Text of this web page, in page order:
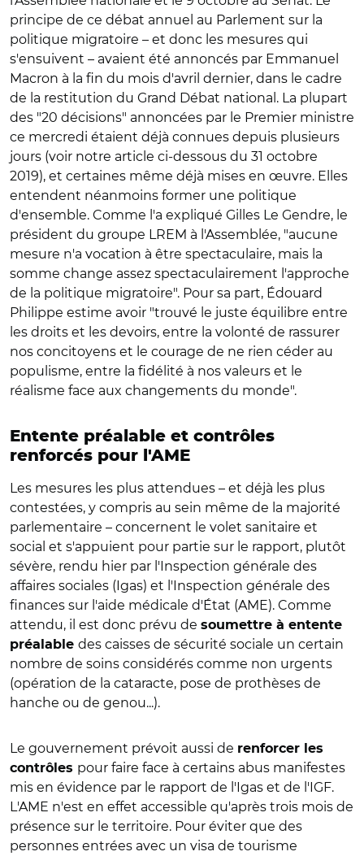
principe de ce débat annuel au Parlement sur la
politique migratoire – et donc les mesures qui
s'ensuivent – avaient été annoncés par Emmanuel
Macron à la fin du mois d'avril dernier, dans le cadre
de la restitution du Grand Débat national. La plupart
des "20 décisions" annoncées par le Premier ministre
ce mercredi étaient déjà connues depuis plusieurs
jours (voir notre article ci-dessous du 31 octobre
2019), et certaines même déjà mises en œuvre. Elles
entendent néanmoins former une politique
d'ensemble. Comme l'a expliqué Gilles Le Gendre, le
président du groupe LREM à l'Assemblée, "aucune
mesure n'a vocation à être spectaculaire, mais la
somme change assez spectaculairement l'approche
de la politique migratoire". Pour sa part, Édouard
Philippe estime avoir "trouvé le juste équilibre entre
les droits et les devoirs, entre la volonté de rassurer
nos concitoyens et le courage de ne rien céder au
populisme, entre la fidélité à nos valeurs et le
réalisme face aux changements du monde".
Entente préalable et contrôles
renforcés pour l'AME
Les mesures les plus attendues – et déjà les plus
contestées, y compris au sein même de la majorité
parlementaire – concernent le volet sanitaire et
social et s'appuient pour partie sur le rapport, plutôt
sévère, rendu hier par l'Inspection générale des
affaires sociales (Igas) et l'Inspection générale des
finances sur l'aide médicale d'État (AME). Comme
attendu, il est donc prévu de soumettre à entente
préalable des caisses de sécurité sociale un certain
nombre de soins considérés comme non urgents
(opération de la cataracte, pose de prothèses de
hanche ou de genou...).
Le gouvernement prévoit aussi de renforcer les
contrôles pour faire face à certains abus manifestes
mis en évidence par le rapport de l'Igas et de l'IGF.
L'AME n'est en effet accessible qu'après trois mois de
présence sur le territoire. Pour éviter que des
personnes entrées avec un visa de tourisme